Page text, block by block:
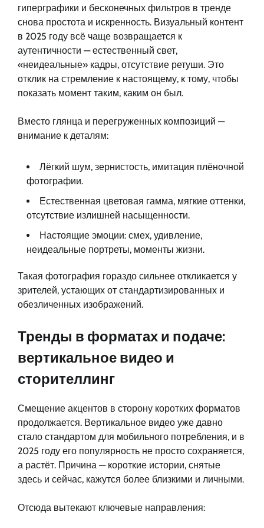
гиперграфики и бесконечных фильтров в тренде
снова простота и искренность. Визуальный контент
в 2025 году всё чаще возвращается к
аутентичности — естественный свет,
«неидеальные» кадры, отсутствие ретуши. Это
отклик на стремление к настоящему, к тому, чтобы
показать момент таким, каким он был.
Вместо глянца и перегруженных композиций —
внимание к деталям:
Лёгкий шум, зернистость, имитация плёночной
фотографии.
Естественная цветовая гамма, мягкие оттенки,
отсутствие излишней насыщенности.
Настоящие эмоции: смех, удивление,
неидеальные портреты, моменты жизни.
Такая фотография гораздо сильнее откликается у
зрителей, устающих от стандартизированных и
обезличенных изображений.
Тренды в форматах и подаче:
вертикальное видео и
сторителлинг
Смещение акцентов в сторону коротких форматов
продолжается. Вертикальное видео уже давно
стало стандартом для мобильного потребления, и в
2025 году его популярность не просто сохраняется,
а растёт. Причина — короткие истории, снятые
здесь и сейчас, кажутся более близкими и личными.
Отсюда вытекают ключевые направления: